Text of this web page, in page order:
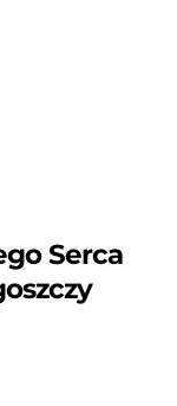
Serca